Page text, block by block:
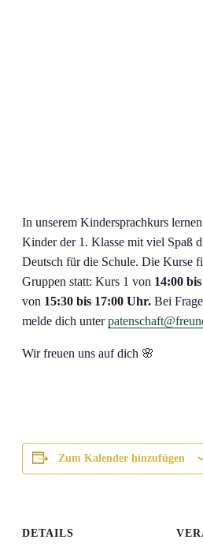
In unserem Kindersprachkurs
Kinder der 1. Klasse mit viel Spaß
Deutsch für die Schule. Die Kurse
Gruppen statt: Kurs 1 von 14:00
von 15:30 bis 17:00 Uhr. Bei
melde dich unter
Wir freuen uns auf dich 🌸
Zum Kalender hinzufügen
DETAILS